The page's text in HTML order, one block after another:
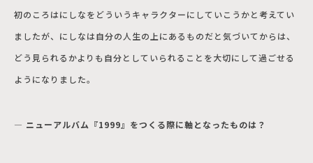
初のころはにしなをどういうキャラクターにしていこうかと考えてい
ましたが、にしなは自分の人生の上にあるものだと気づいてからは、
どう見られるかよりも自分としていられることを大切にして過ごせる
ようになりました。
― ニューアルバム『1999』をつくる際に軸となったものは？